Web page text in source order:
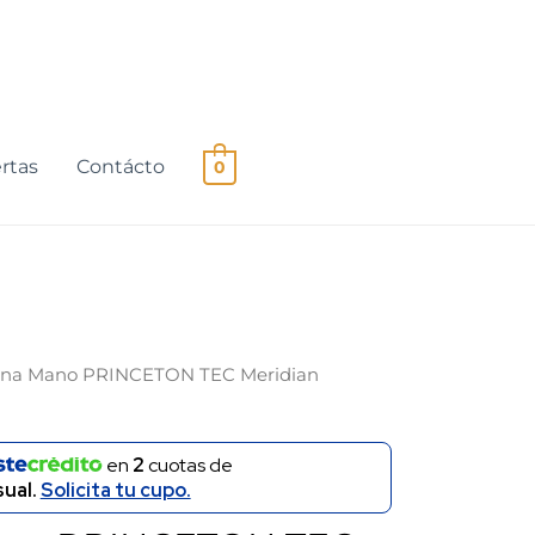
Contácto 0
Mano PRINCETON TEC Meridian
en 2cuotas de
Solicita tu cupo.